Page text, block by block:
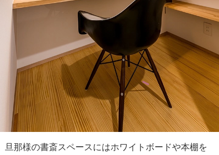
旦那様の書斎スペースにはホワイトボードや本棚を